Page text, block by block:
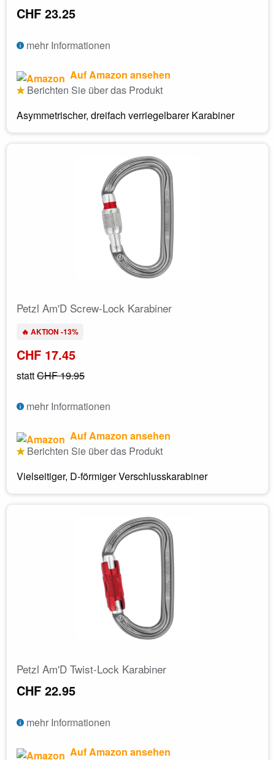
CHF 23.25
mehr Informationen
Auf Amazon ansehen
Berichten Sie über das Produkt
Asymmetrischer, dreifach verriegelbarer Karabiner
Petzl Am'D Screw-Lock Karabiner
🔥 AKTION -13%
CHF 17.45
stattCHF 19.95
mehr Informationen
Auf Amazon ansehen
Berichten Sie über das Produkt
Vielseitiger, D-förmiger Verschlusskarabiner
Petzl Am'D Twist-Lock Karabiner
CHF 22.95
mehr Informationen
Auf Amazon ansehen